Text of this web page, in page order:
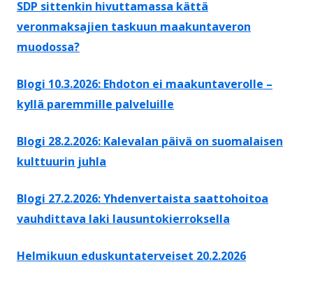
SDP sittenkin hivuttamassa kättä
veronmaksajien taskuun maakuntaveron
muodossa?
Blogi 10.3.2026: Ehdoton ei maakuntaverolle –
kyllä paremmille palveluille
Blogi 28.2.2026: Kalevalan päivä on suomalaisen
kulttuurin juhla
Blogi 27.2.2026: Yhdenvertaista saattohoitoa
vauhdittava laki lausuntokierroksella
Helmikuun eduskuntaterveiset 20.2.2026